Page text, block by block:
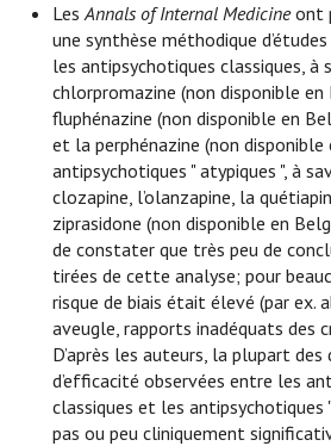
LesAnnals of Internal Medicineont
une synthèse méthodique
les antipsychotiques classiques, à
chlorpromazine (non disponible en
fluphénazine (non disponible en
et la perphénazine (non disponible
antipsychotiques " atypiques ", à
clozapine, l’olanzapine, la
ziprasidone (non disponible en
de constater que très peu de
tirées de cette analyse; pour
risque de biais était élevé (par ex.
aveugle, rapports inadéquats des
D’après les auteurs, la plupart
d’efficacité observées entre les
classiques et les antipsychotiques
pas ou peu cliniquement